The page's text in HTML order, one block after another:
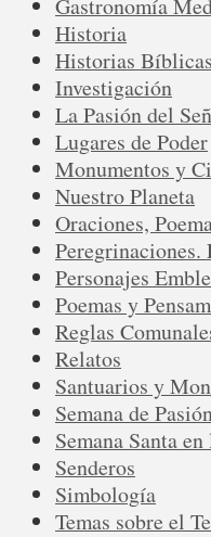
Gastronomía
Historia
Historias
Investigación
La Pasión del
Lugares de Poder
Monumentos y
Nuestro Planeta
Oraciones,
Peregrinaciones.
Personajes
Poemas y
Reglas
Relatos
Santuarios y
Semana de
Semana Santa
Senderos
Simbología
Temas sobre el